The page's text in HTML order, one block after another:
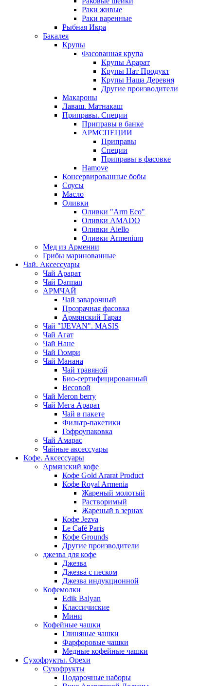
Раки живые
Раки варенные
Рыбная Икра
Бакалея
Крупы
Фасованная крупа
Крупы Арарат
Крупы Нат Продукт
Крупы Наша Деревня
Другие производители
Макароны
Лаваш. Матнакаш
Приправы. Специи
Приправы в банке
АРМСПЕЦИИ
Приправы
Специи
Приправы в фасовке
Hamove
Консервированные бобы
Соусы
Масло
Оливки
Оливки "Arm Eco"
Оливки AMADO
Оливки Aiello
Оливки Armenium
Мед из Армении
Грибы маринованные
Чай. Аксессуары
Чай Арарат
Чай Darman
АРМЧАЙ
Чай заварочный
Прозрачная фасовка
Армянский Тараз
Чай "IJEVAN". MASIS
Чай Агат
Чай Нане
Чай Гюмри
Чай Манана
Чай травяной
Био-сертифицированный
Весовой
Чай Meron berry
Чай Мега Арарат
Чай в пакете
Фильтр-пакетики
Гофроупаковка
Чай Амарас
Чайные аксессуары
Кофе. Аксессуары
Армянский кофе
Кофе Gold Ararat Product
Кофе Royal Armenia
Жареный молотый
Растворимый
Жареный в зернах
Кофе Jezva
Le Café Paris
Кофе Grounds
Другие производители
джезва для кофе
Джезва
Джезва с песком
Джезва индукционной
Кофемолки
Edik Balyan
Классичиские
Мини
Кофейные чашки
Глиняные чашки
Фарфоровые чашки
Медные кофейные чашки
Сухофрукты. Орехи
Сухофрукты
Подарочные наборы